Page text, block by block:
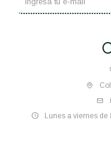
Lunes a viernes de